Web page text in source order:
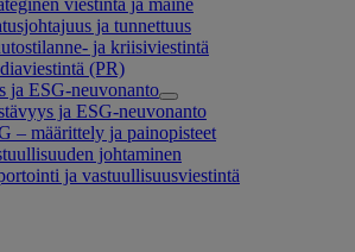
viestintä ja maine
ja tunnettuus
ja kriisiviestintä
(PR)
ja ESG-neuvonanto
ja ESG-neuvonanto
– määrittely ja painopisteet
johtaminen
ja vastuullisuusviestintä